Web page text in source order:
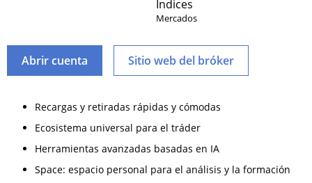
Indices
Mercados
Abrir cuenta Sitio web del bróker
Recargas y retiradas rápidas y cómodas
Ecosistema universal para el tráder
Herramientas avanzadas basadas en IA
Space: espacio personal para el análisis y la formación